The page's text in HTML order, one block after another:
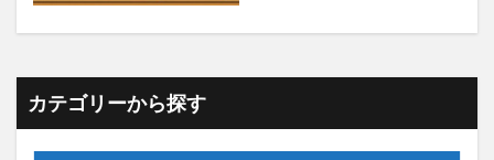
カテゴリーから探す